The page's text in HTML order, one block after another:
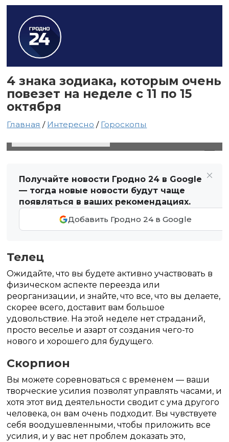
4 знака зодиака, которым очень
повезет на неделе с 11 по 15
октября
Главная / Интересно / Гороскопы
Получайте новости Гродно 24 в Google
— тогда новые новости будут чаще
появляться в ваших рекомендациях.
Добавить Гродно 24 в Google
Телец
Ожидайте, что вы будете активно участвовать в
физическом аспекте переезда или
реорганизации, и знайте, что все, что вы делаете,
скорее всего, доставит вам большое
удовольствие. На этой неделе нет страданий,
просто веселье и азарт от создания чего-то
нового и хорошего для будущего.
Скорпион
Вы можете соревноваться с временем — ваши
творческие усилия позволят управлять часами, и
хотя этот вид деятельности сводит с ума другого
человека, он вам очень подходит. Вы чувствуете
себя воодушевленными, чтобы приложить все
усилия, и у вас нет проблем доказать это,